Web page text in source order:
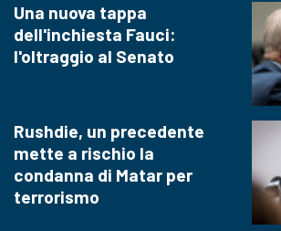
Una nuova tappa
dell'inchiesta Fauci:
l'oltraggio al Senato
Rushdie, un precedente
mette a rischio la
condanna di Matar per
terrorismo